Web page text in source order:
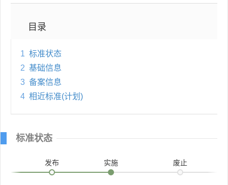
目录
1 标准状态
2 基础信息
3 备案信息
4 相近标准(计划)
标准状态
发布 实施 废止